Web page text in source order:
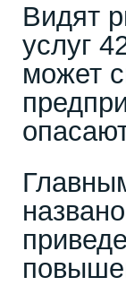
Видят
услуг
может